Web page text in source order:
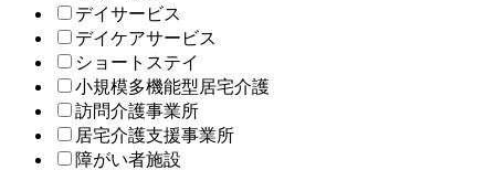
デイサービス
デイケアサービス
ショートステイ
小規模多機能型居宅介護
訪問介護事業所
居宅介護支援事業所
障がい者施設